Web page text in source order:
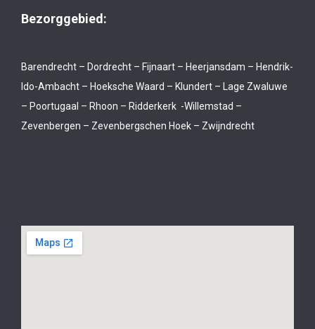
Bezorggebied:
Barendrecht – Dordrecht – Fijnaart – Heerjansdam – Hendrik-
Ido-Ambacht – Hoeksche Waard – Klundert – Lage Zwaluwe
– Poortugaal – Rhoon – Ridderkerk -Willemstad –
Zevenbergen – Zevenbergschen Hoek – Zwijndrecht